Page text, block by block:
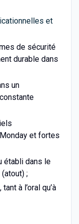
et
de sécurité
durable dans
un
et fortes
établi dans le
;
à l’oral qu’à